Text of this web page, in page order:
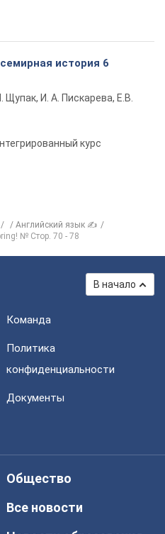
история 6
Щупак, И. А. Пискарева, Е.В.
курс
Английский язык ✍
№ Стор. 70 - 78
В начало
Команда
Политика
конфиденциальности
Документы
Общество
Все новости